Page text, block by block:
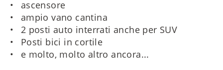
ascensore
ampio vano cantina
2 posti auto interrati anche per SUV
Posti bici in cortile
e molto, molto altro ancora...